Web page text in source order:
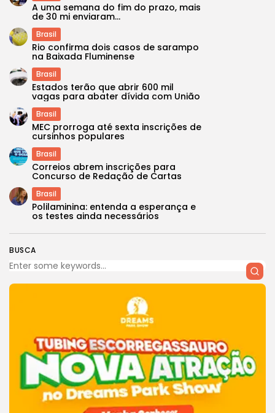
BUSCA
A uma semana do fim do prazo, mais
de 30 mi enviaram...
Brasil
Rio confirma dois casos de sarampo
na Baixada Fluminense
Brasil
Estados terão que abrir 600 mil
vagas para abater dívida com União
Brasil
MEC prorroga até sexta inscrições de
cursinhos populares
Brasil
Correios abrem inscrições para
Concurso de Redação de Cartas
Brasil
Polilaminina: entenda a esperança e
os testes ainda necessários